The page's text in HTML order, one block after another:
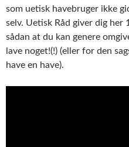
som uetisk havebruger ikke
selv. Uetisk Råd giver dig
sådan at du kan genere
lave noget!(!) (eller for den
have en have).